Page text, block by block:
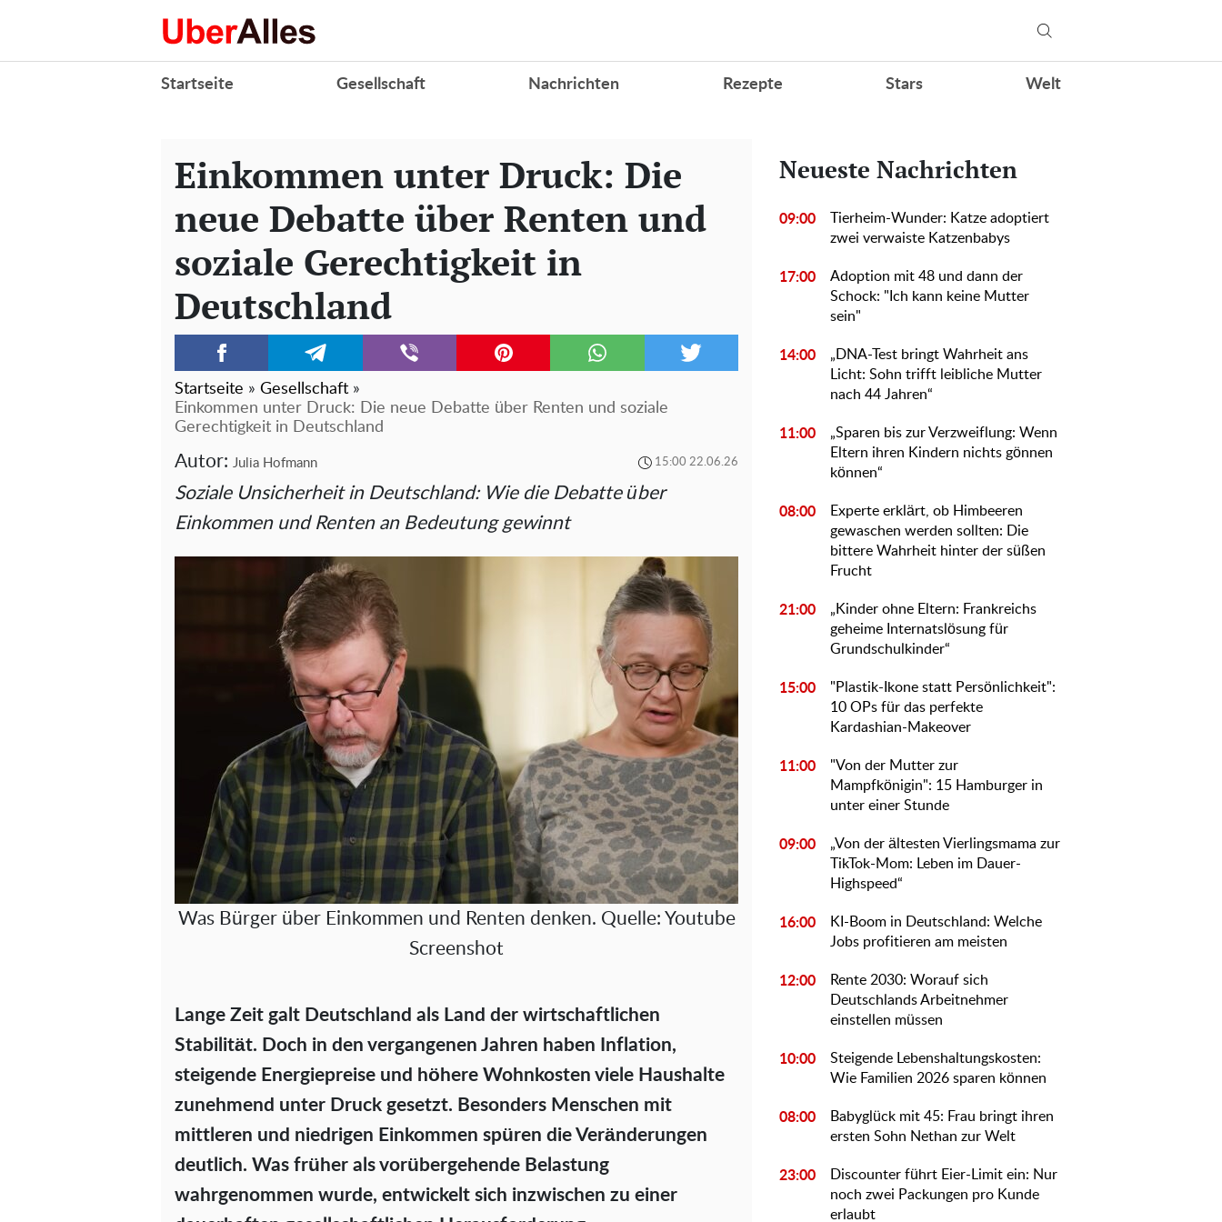
Startseite Gesellschaft Nachrichten Rezepte Stars Welt
Einkommen unter Druck: Die
neue Debatte über Renten und
soziale Gerechtigkeit in
Deutschland
Startseite » Gesellschaft »
Einkommen unter Druck: Die neue Debatte über Renten und soziale
Gerechtigkeit in Deutschland
Autor: Julia Hofmann 15:00 22.06.26
Soziale Unsicherheit in Deutschland: Wie die Debatte über
Einkommen und Renten an Bedeutung gewinnt
Was Bürger über Einkommen und Renten denken. Quelle: Youtube
Screenshot
Lange Zeit galt Deutschland als Land der wirtschaftlichen
Stabilität. Doch in den vergangenen Jahren haben Inflation,
steigende Energiepreise und höhere Wohnkosten viele Haushalte
zunehmend unter Druck gesetzt. Besonders Menschen mit
mittleren und niedrigen Einkommen spüren die Veränderungen
deutlich. Was früher als vorübergehende Belastung
wahrgenommen wurde, entwickelt sich inzwischen zu einer
Neueste Nachrichten
09:00
Tierheim-Wunder: Katze adoptiert
zwei verwaiste Katzenbabys
17:00
Adoption mit 48 und dann der
Schock: "Ich kann keine Mutter
sein"
14:00
„DNA-Test bringt Wahrheit ans
Licht: Sohn trifft leibliche Mutter
nach 44 Jahren“
11:00
„Sparen bis zur Verzweiflung: Wenn
Eltern ihren Kindern nichts gönnen
können“
08:00
Experte erklärt, ob Himbeeren
gewaschen werden sollten: Die
bittere Wahrheit hinter der süßen
Frucht
21:00
„Kinder ohne Eltern: Frankreichs
geheime Internatslösung für
Grundschulkinder“
15:00
"Plastik-Ikone statt Persönlichkeit":
10 OPs für das perfekte
Kardashian-Makeover
11:00
"Von der Mutter zur
Mampfkönigin": 15 Hamburger in
unter einer Stunde
09:00
„Von der ältesten Vierlingsmama zur
TikTok-Mom: Leben im Dauer-
Highspeed“
16:00
KI-Boom in Deutschland: Welche
Jobs profitieren am meisten
12:00
Rente 2030: Worauf sich
Deutschlands Arbeitnehmer
einstellen müssen
10:00
Steigende Lebenshaltungskosten:
Wie Familien 2026 sparen können
08:00
Babyglück mit 45: Frau bringt ihren
ersten Sohn Nethan zur Welt
23:00
Discounter führt Eier-Limit ein: Nur
noch zwei Packungen pro Kunde
erlaubt